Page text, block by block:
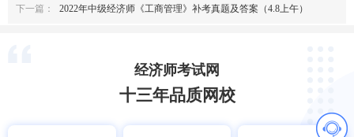
下一篇： 2022年中级经济师《工商管理》补考真题及答案（4.8上午）
经济师考试网
十三年品质网校